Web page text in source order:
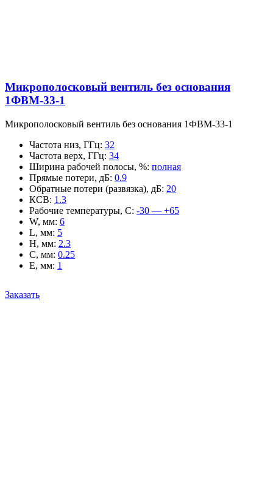
Микрополосковый вентиль без основания
1ФВМ-33-1
Микрополосковый вентиль без основания 1ФВМ-33-1
Частота низ, ГГц: 32
Частота верх, ГГц: 34
Ширина рабочей полосы, %: полная
Прямые потери, дБ: 0.9
Обратные потери (развязка), дБ: 20
КСВ: 1.3
Рабочие температуры, С: -30 — +65
W, мм: 6
L, мм: 5
H, мм: 2.3
C, мм: 0.25
E, мм: 1
Заказать